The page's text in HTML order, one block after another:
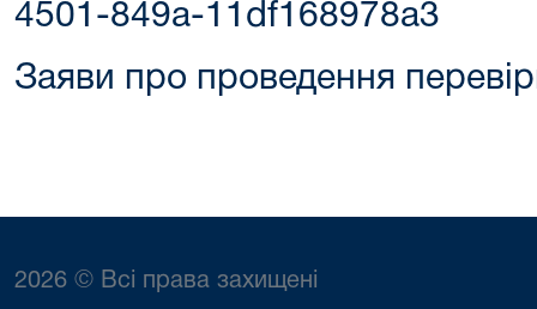
4501-849a-11df168978a3
Заяви про проведення
2026 © Всі права захищені